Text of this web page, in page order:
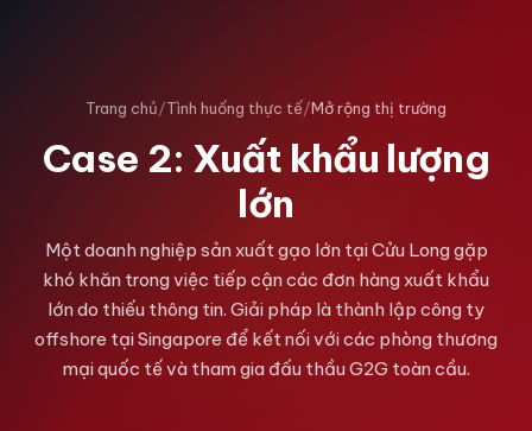
Trang chủ/Tình huống thực tế/Mở rộng thị trường
Case 2: Xuất khẩu lượng
lớn
Một doanh nghiệp sản xuất gạo lớn tại Cửu Long gặp
khó khăn trong việc tiếp cận các đơn hàng xuất khẩu
lớn do thiếu thông tin. Giải pháp là thành lập công ty
offshore tại Singapore để kết nối với các phòng thương
mại quốc tế và tham gia đấu thầu G2G toàn cầu.